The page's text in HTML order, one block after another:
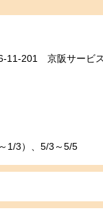
11-201 京阪サービ
1/3）、5/3～5/5